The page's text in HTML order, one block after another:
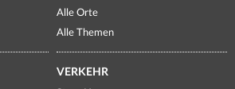
Alle Orte
Alle Themen
VERKEHR